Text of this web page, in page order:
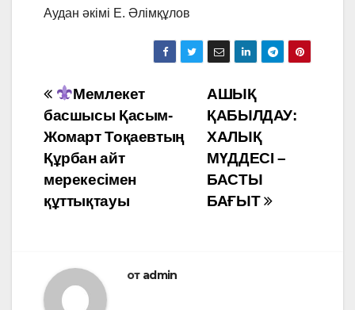
Аудан әкімі Е. Әлімқұлов
Навигация
по
записям
АШЫҚ
ҚАБЫЛДАУ:
ХАЛЫҚ
МҮДДЕСІ –
БАСТЫ
БАҒЫТ
Мемлекет
басшысы Қасым-
Жомарт Тоқаевтың
Құрбан айт
мерекесімен
құттықтауы
от admin